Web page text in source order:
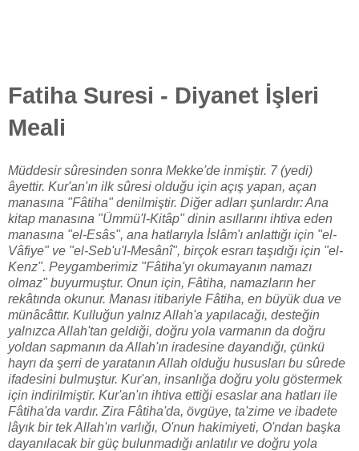
Fatiha Suresi - Diyanet İşleri
Meali
Müddesir sûresinden sonra Mekke'de inmiştir. 7 (yedi)
âyettir. Kur'an'ın ilk sûresi olduğu için açış yapan, açan
manasına "Fâtiha" denilmiştir. Diğer adları şunlardır: Ana
kitap manasına "Ümmü'l-Kitâp" dinin asıllarını ihtiva eden
manasına "el-Esâs", ana hatlarıyla İslâm'ı anlattığı için "el-
Vâfiye" ve "el-Seb'u'l-Mesânî", birçok esrarı taşıdığı için "el-
Kenz". Peygamberimiz "Fâtiha'yı okumayanın namazı
olmaz" buyurmuştur. Onun için, Fâtiha, namazların her
rekâtında okunur. Manası itibariyle Fâtiha, en büyük dua ve
münâcâttır. Kulluğun yalnız Allah'a yapılacağı, desteğin
yalnızca Allah'tan geldiği, doğru yola varmanın da doğru
yoldan sapmanın da Allah'ın iradesine dayandığı, çünkü
hayrı da şerri de yaratanın Allah olduğu hususları bu sûrede
ifadesini bulmuştur. Kur'an, insanlığa doğru yolu göstermek
için indirilmiştir. Kur'an'ın ihtiva ettiği esaslar ana hatları ile
Fâtiha'da vardır. Zira Fâtiha'da, övgüye, ta'zime ve ibadete
lâyık bir tek Allah'ın varlığı, O'nun hakimiyeti, O'ndan başka
dayanılacak bir güç bulunmadığı anlatılır ve doğru yola